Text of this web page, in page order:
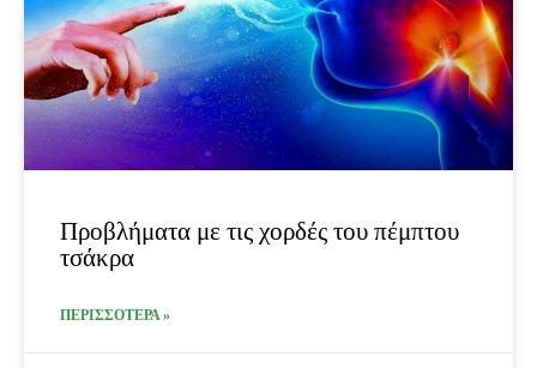
Προβλήματα με τις χορδές του πέμπτου
τσάκρα
ΠΕΡΙΣΣΟΤΕΡΑ »